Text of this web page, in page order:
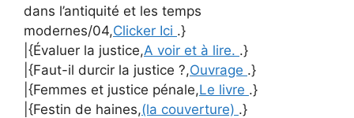
dans l’antiquité et les temps
modernes/04,Clicker Ici .}
|{Évaluer la justice,A voir et à lire. .}
|{Faut-il durcir la justice ?,Ouvrage .}
|{Femmes et justice pénale,Le livre .}
|{Festin de haines,(la couverture) .}